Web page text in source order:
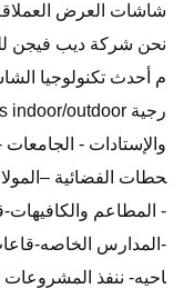
شاشات العرض
نحن شركة ديب فيجن
م أحدث تكنولوجيا
والإستادات -
حطات الفضائية
- المطاعم
-المدارس الخاصه-
احيه- ننفذ المشروعات